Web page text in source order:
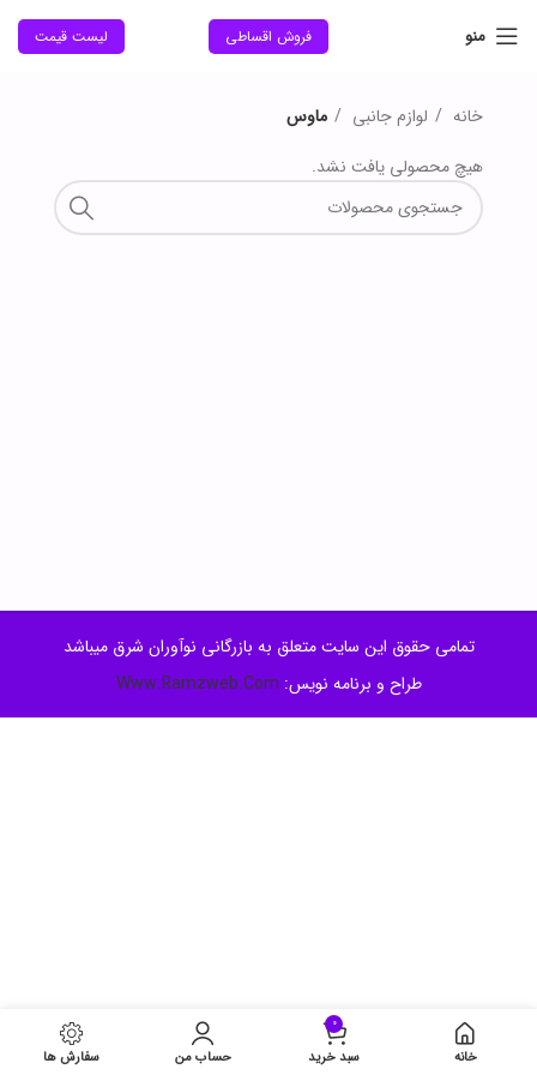
منو فروش اقساطی لیست قیمت
خانه لوازم جانبی
ماوس
هیچ محصولی یافت نشد.
تمامی حقوق این سایت متعلق به بازرگانی نوآوران شرق میباشد
طراح و برنامه نویس: Www.Ramzweb.Com
خانه
0
سبد خرید حساب من سفارش ها